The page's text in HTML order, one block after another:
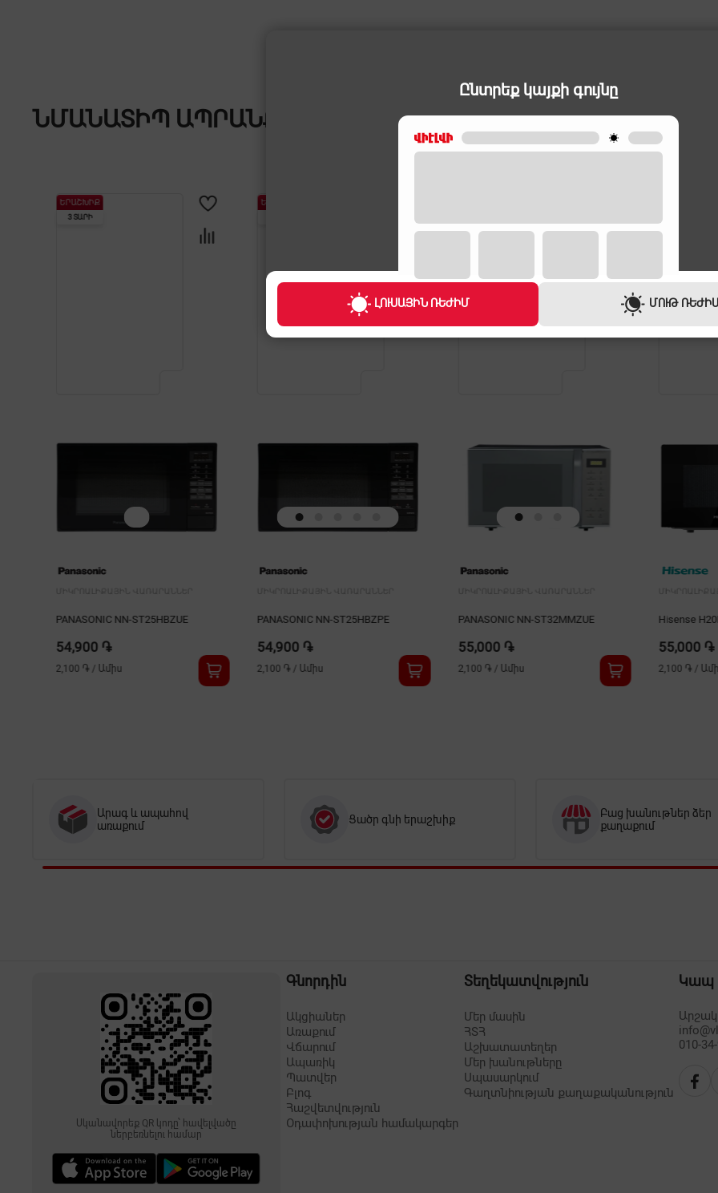
Ընտրեք կայքի գույնը
ԼՈՒՍԱՅԻՆ ՌԵԺԻՄ ՄՈՒԹ
ՆՄԱՆԱՏԻՊ ԱՊՐԱՆՔՆԵՐ
ԵՐԱՇԽԻՔ
3 ՏԱՐԻ
PANASONIC NN-ST25HBZUE
54,900 ֏
2,100 ֏ / Ամիս
ԵՐԱՇԽԻՔ
PANASONIC NN-ST25HBZPE
54,900 ֏
2,100 ֏ / Ամիս
PANASONIC NN-ST32MMZUE
55,000 ֏
2,100 ֏ / Ամիս
Hisense
55,000 ֏
2,100 ֏ /
Արագ և ապահով
առաքում
Ցածր գնի երաշխիք
Բաց խանութներ ձեր
քաղաքում
Սկանավորեք QR կոդը՝ հավելվածը
ներբեռնելու համար
Գնորդին
Ակցիաներ
Առաքում
Վճարում
Ապառիկ
Պատվեր
Բլոգ
Հաշվետվություն
Օդափոխության համակարգեր
Տեղեկատվություն
Մեր մասին
ՀՏՀ
Աշխատատեղեր
Մեր խանութները
Սպասարկում
Գաղտնիության քաղաքականություն
Կապ
010-